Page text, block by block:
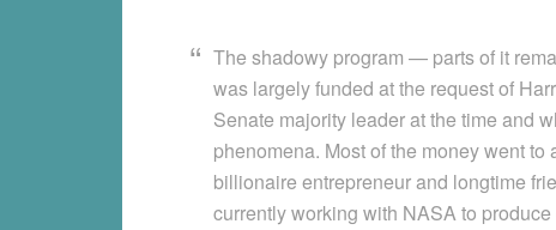
The shadowy program — parts of it
was largely funded at the request of
Senate majority leader at the time and
phenomena. Most of the money went
billionaire entrepreneur and longtime
currently working with NASA to